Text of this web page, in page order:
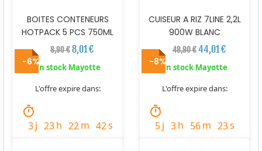
BOITES CONTENEURS
HOTPACK 5 PCS 750ML
8,90 €8,01 €
En stock Mayotte
L'offre expire dans:
timer
3j 23h 22m 41s
CUISEUR A RIZ 7LINE 2,2L
900W BLANC
48,90 € 44,01 €
En stock Mayotte
L'offre expire dans:
timer
5j 3h 56m 22s
-6% -8%